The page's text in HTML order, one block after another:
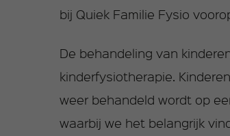
bij Quiek Familie Fysio
De behandeling van
kinderfysiotherapie.
weer behandeld wordt op
waarbij we het belangrijk